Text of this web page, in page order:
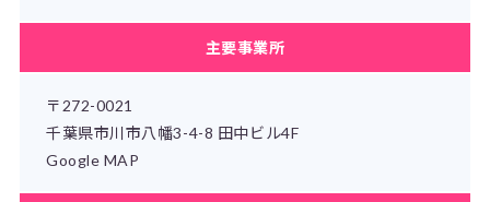
主要事業所
〒272-0021
千葉県市川市八幡3-4-8 田中ビル4F
Google MAP